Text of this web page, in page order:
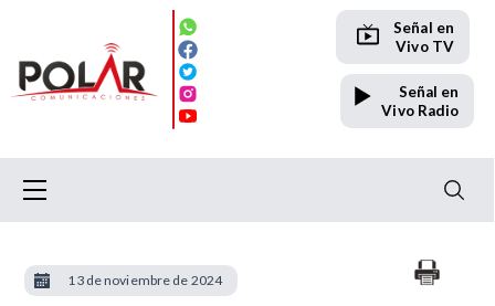
Señal en
Vivo TV
Señal en
Vivo Radio
13 de noviembre de 2024